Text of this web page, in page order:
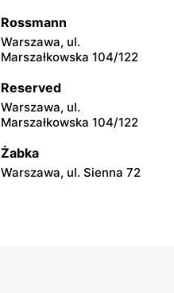
Mohito
Pracy 34
Mohito
Mohito
Rossmann
Warszawa, ul.
Marszałkowska 104/122
Reserved
Warszawa, ul.
Marszałkowska 104/122
Żabka
Warszawa, ul. Sienna 72